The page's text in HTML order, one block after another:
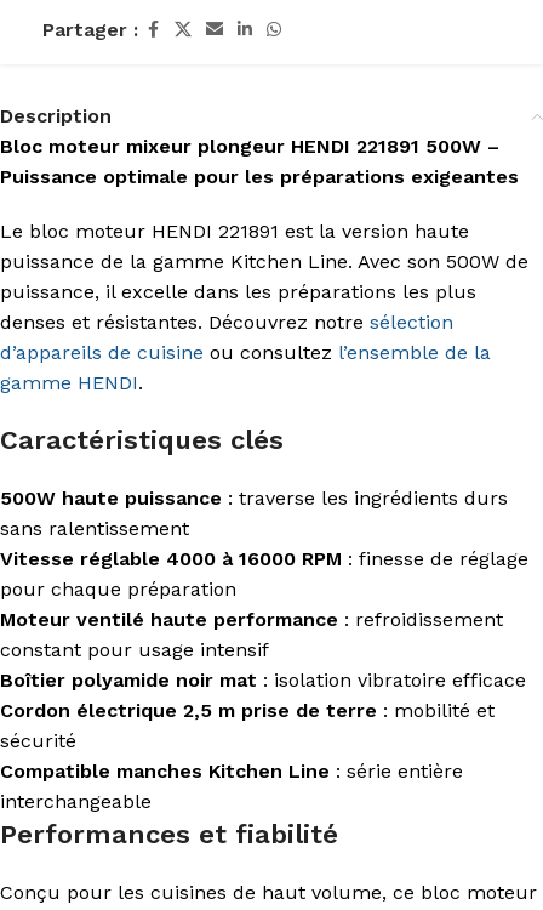
Partager :
Description
Bloc moteur mixeur plongeur HENDI 221891 500W –
Puissance optimale pour les préparations exigeantes
Le bloc moteur HENDI 221891 est la version haute
puissance de la gamme Kitchen Line. Avec son 500W de
puissance, il excelle dans les préparations les plus
denses et résistantes. Découvrez notre sélection
d’appareils de cuisine ou consultez l’ensemble de la
gamme HENDI.
Caractéristiques clés
500W haute puissance : traverse les ingrédients durs
sans ralentissement
Vitesse réglable 4000 à 16000 RPM : finesse de réglage
pour chaque préparation
Moteur ventilé haute performance : refroidissement
constant pour usage intensif
Boîtier polyamide noir mat : isolation vibratoire efficace
Cordon électrique 2,5 m prise de terre : mobilité et
sécurité
Compatible manches Kitchen Line : série entière
interchangeable
Performances et fiabilité
Conçu pour les cuisines de haut volume, ce bloc moteur